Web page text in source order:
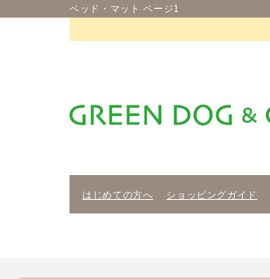
ベッド・マット ページ1
はじめての方へ ショッピングガイド